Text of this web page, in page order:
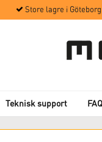
Store lagre i
Teknisk support FAQ